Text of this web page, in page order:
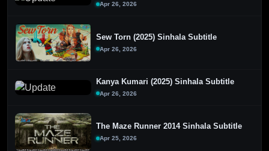
Apr 26, 2026
Sew Torn (2025) Sinhala Subtitle
Apr 26, 2026
Kanya Kumari (2025) Sinhala Subtitle
Apr 26, 2026
The Maze Runner 2014 Sinhala Subtitle
Apr 25, 2026